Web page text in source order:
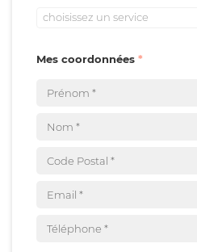
choisissez un service
Mes coordonnées